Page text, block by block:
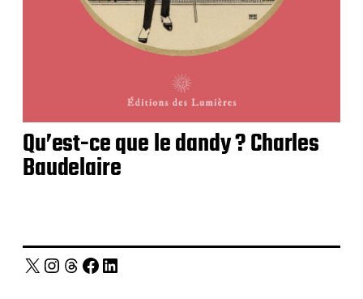
Qu’est-ce que le dandy ? Charles
Baudelaire
X Instagram Threads Facebook LinkedIn